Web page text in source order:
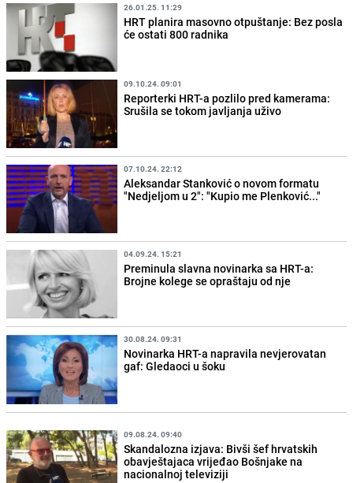
26.01.25. 11:29
HRT planira masovno otpuštanje: Bez posla
će ostati 800 radnika
09.10.24. 09:01
Reporterki HRT-a pozlilo pred kamerama:
Srušila se tokom javljanja uživo
07.10.24. 22:12
Aleksandar Stanković o novom formatu
"Nedjeljom u 2": "Kupio me Plenković..."
04.09.24. 15:21
Preminula slavna novinarka sa HRT-a:
Brojne kolege se opraštaju od nje
30.08.24. 09:31
Novinarka HRT-a napravila nevjerovatan
gaf: Gledaoci u šoku
09.08.24. 09:40
Skandalozna izjava: Bivši šef hrvatskih
obavještajaca vrijeđao Bošnjake na
nacionalnoj televiziji